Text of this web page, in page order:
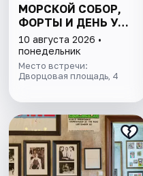
МОРСКОЙ СОБОР,
ФОРТЫ И ДЕНЬ У
ФИНСКОГО ЗАЛИВА.
ВСЁ ВКЛЮЧЕНО
10 августа 2026 •
понедельник
Место встречи:
Дворцовая площадь, 4